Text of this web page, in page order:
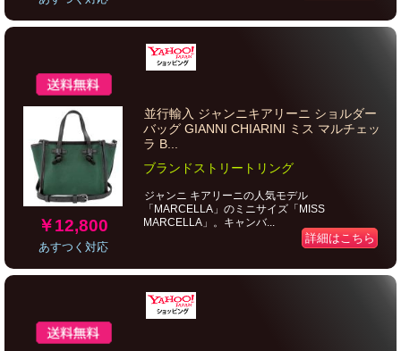
￥12,800
あすつく対応
並行輸入 ジャンニキアリーニ ショルダー
バッグ GIANNI CHIARINI ミス マルチェッ
ラ B...
ブランドストリートリング
ジャンニ キアリーニの人気モデル
「MARCELLA」のミニサイズ「MISS
MARCELLA」。キャンバ...
詳細はこちら